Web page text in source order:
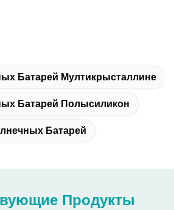
Батарей Мултикрысталлине
Батарей Полысиликон
Батарей
Продукты